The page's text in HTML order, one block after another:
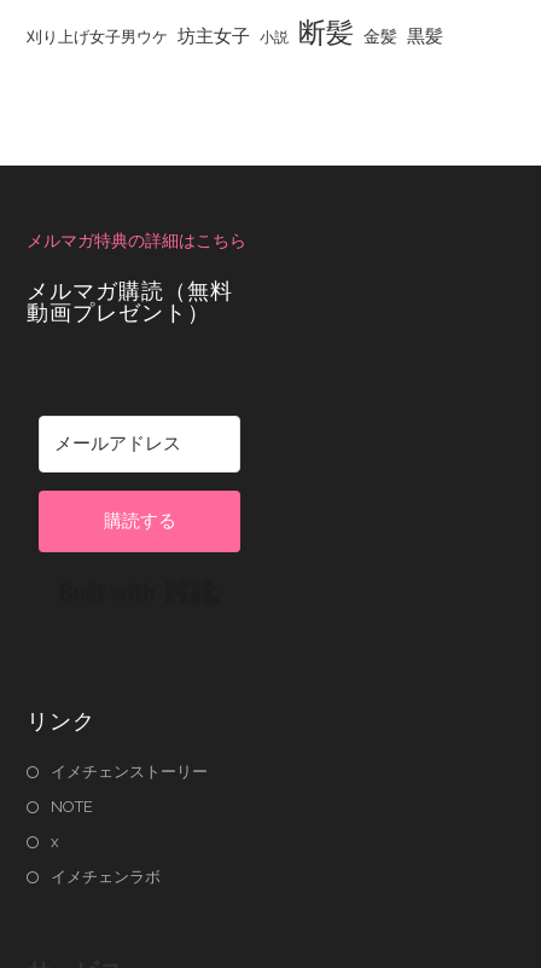
刈り上げ女子男ウケ 坊主女子 小説 断髪 金髪 黒髪
メルマガ特典の詳細はこちら
メルマガ購読（無料
動画プレゼント）
購読する
リンク
イメチェンストーリー
NOTE
x
イメチェンラボ